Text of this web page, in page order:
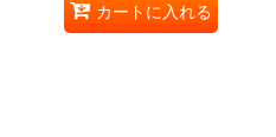
カートに入れる